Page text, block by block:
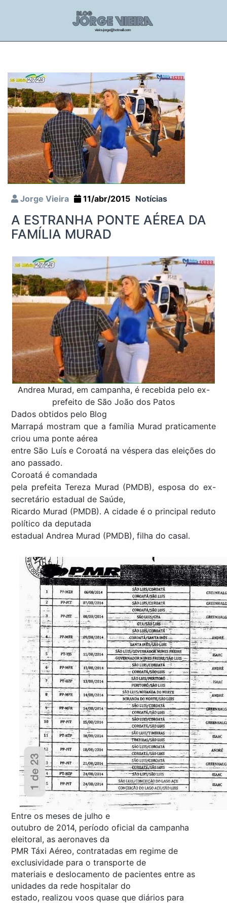
Jorge Vieira 11/abr/2015 Notícias
A ESTRANHA PONTE AÉREA DA
FAMÍLIA MURAD
Andrea Murad, em campanha, é recebida pelo ex-
prefeito de São João dos Patos
Dados obtidos pelo Blog
Marrapá mostram que a família Murad praticamente
criou uma ponte aérea
entre São Luís e Coroatá na véspera das eleições do
ano passado.
Coroatá é comandada
pela prefeita Tereza Murad (PMDB), esposa do ex-
secretário estadual de Saúde,
Ricardo Murad (PMDB). A cidade é o principal reduto
político da deputada
estadual Andrea Murad (PMDB), filha do casal.
Entre os meses de julho e
outubro de 2014, período oficial da campanha
eleitoral, as aeronaves da
PMR Táxi Aéreo, contratadas em regime de
exclusividade para o transporte de
materiais e deslocamento de pacientes entre as
unidades da rede hospitalar do
estado, realizou voos quase que diários para